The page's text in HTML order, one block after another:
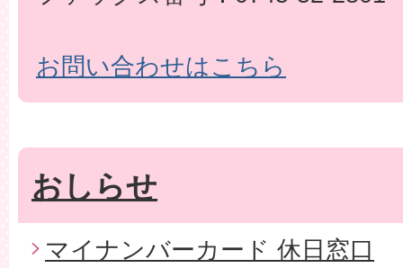
お問い合わせはこちら
おしらせ
マイナンバーカード 休日窓口